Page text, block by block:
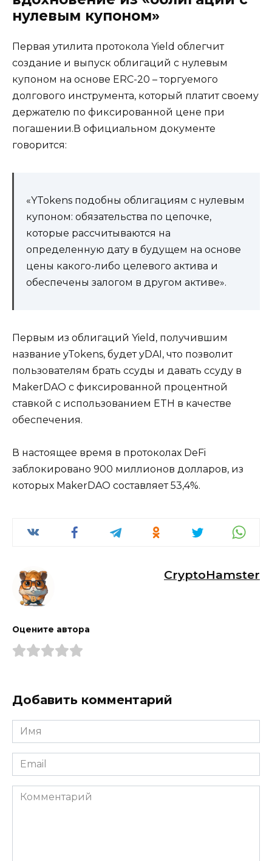
нулевым купоном»
Первая утилита протокола Yield облегчит
создание и выпуск облигаций с нулевым
купоном на основе ERC-20 – торгуемого
долгового инструмента, который платит своему
держателю по фиксированной цене при
погашении.В официальном документе
говорится:
«YTokens подобны облигациям с нулевым
купоном: обязательства по цепочке,
которые рассчитываются на
определенную дату в будущем на основе
цены какого-либо целевого актива и
обеспечены залогом в другом активе».
Первым из облигаций Yield, получившим
название yTokens, будет yDAI, что позволит
пользователям брать ссуды и давать ссуду в
MakerDAO с фиксированной процентной
ставкой с использованием ETH в качестве
обеспечения.
В настоящее время в протоколах DeFi
заблокировано 900 миллионов долларов, из
которых MakerDAO составляет 53,4%.
CryptoHamster
Оцените автора
Добавить комментарий
Имя
*
Email
*
Комментарий